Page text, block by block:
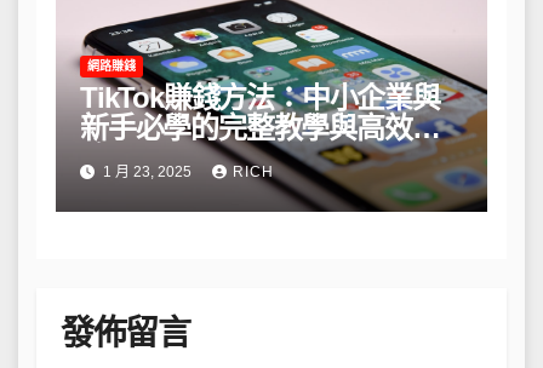
網路賺錢
TikTok賺錢方法：中小企業與
新手必學的完整教學與高效策
略1 月 23, 2025 RICH
發佈留言